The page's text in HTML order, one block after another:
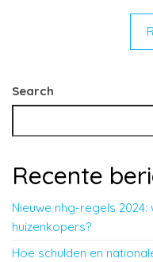
Search
Recente
Nieuwe nhg-regels
huizenkopers?
Hoe schulden en